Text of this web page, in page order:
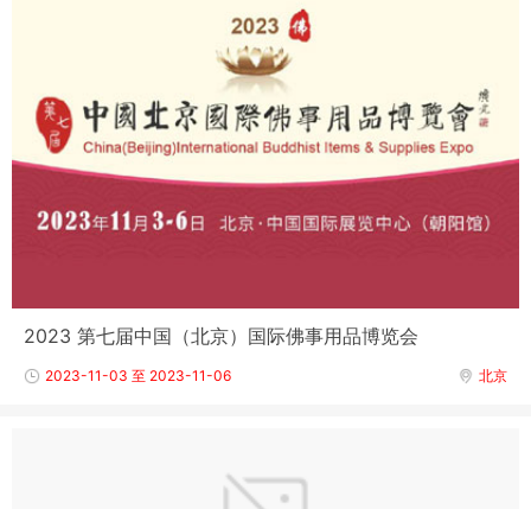
2023 第七届中国（北京）国际佛事用品博览会
北京
2023-11-03 至 2023-11-06